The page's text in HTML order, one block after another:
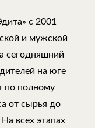
с 2001
и мужской
сегодняшний
на юге
по полному
от сырья до
всех этапах